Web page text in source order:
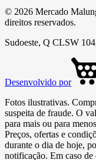
© 2026 Mercado
direitos reservados.
Sudoeste, Q CLSW
Desenvolvido por
Fotos ilustrativas.
suspeita de fraude. O
para mais ou para
Preços, ofertas e
durante o dia de hoje,
notificação. Em caso